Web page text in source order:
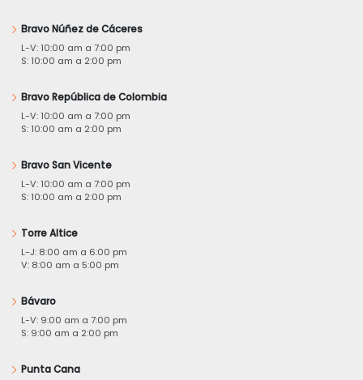
Bravo Núñez de Cáceres
L-V: 10:00 am a 7:00 pm
S: 10:00 am a 2:00 pm
Bravo República de Colombia
L-V: 10:00 am a 7:00 pm
S: 10:00 am a 2:00 pm
Bravo San Vicente
L-V: 10:00 am a 7:00 pm
S: 10:00 am a 2:00 pm
Torre Altice
L-J: 8:00 am a 6:00 pm
V: 8:00 am a 5:00 pm
Bávaro
L-V: 9:00 am a 7:00 pm
S: 9:00 am a 2:00 pm
Punta Cana